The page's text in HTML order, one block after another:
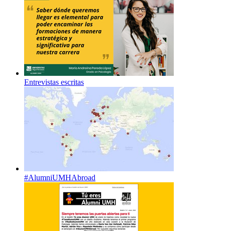
Entrevistas escritas
#AlumniUMHAbroad